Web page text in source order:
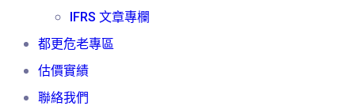
IFRS 文章專欄
都更危老專區
估價實績
聯絡我們